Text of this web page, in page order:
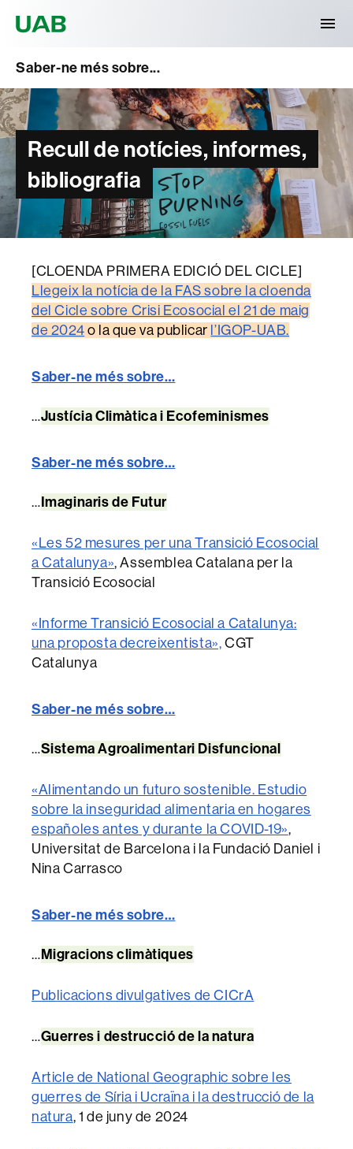
Saber-ne més sobre...
Recull de notícies, informes,
bibliografia
[CLOENDA PRIMERA EDICIÓ DEL CICLE]
Llegeix la notícia de la FAS sobre la cloenda
del Cicle sobre Crisi Ecosocial el 21 de maig
de 2024 o la que va publicar l’IGOP-UAB.
Saber-ne més sobre…
…Justícia Climàtica i Ecofeminismes
Saber-ne més sobre…
…Imaginaris de Futur
«Les 52 mesures per una Transició Ecosocial
a Catalunya», Assemblea Catalana per la
Transició Ecosocial
«Informe Transició Ecosocial a Catalunya:
una proposta decreixentista», CGT
Catalunya
Saber-ne més sobre…
…Sistema Agroalimentari Disfuncional
«Alimentando un futuro sostenible. Estudio
sobre la inseguridad alimentaria en hogares
españoles antes y durante la COVID-19»,
Universitat de Barcelona i la Fundació Daniel i
Nina Carrasco
Saber-ne més sobre…
…Migracions climàtiques
Publicacions divulgatives de CICrA
…Guerres i destrucció de la natura
Article de National Geographic sobre les
guerres de Síria i Ucraïna i la destrucció de la
natura, 1 de juny de 2024